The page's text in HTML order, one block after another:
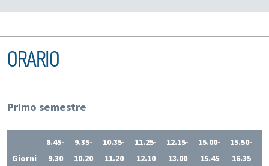
ORARIO
Primo semestre
Giorni
8.45-
9.30
9.35-
10.20
10.35-
11.20
11.25-
12.10
12.15-
13.00
15.00-
15.45
15.50-
16.35